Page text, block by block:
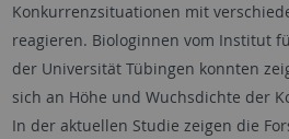
Konkurrenzsituationen mit
reagieren. Biologinnen vom Institut
der Universität Tübingen konnten
sich an Höhe und Wuchsdichte der
In der aktuellen Studie zeigen die